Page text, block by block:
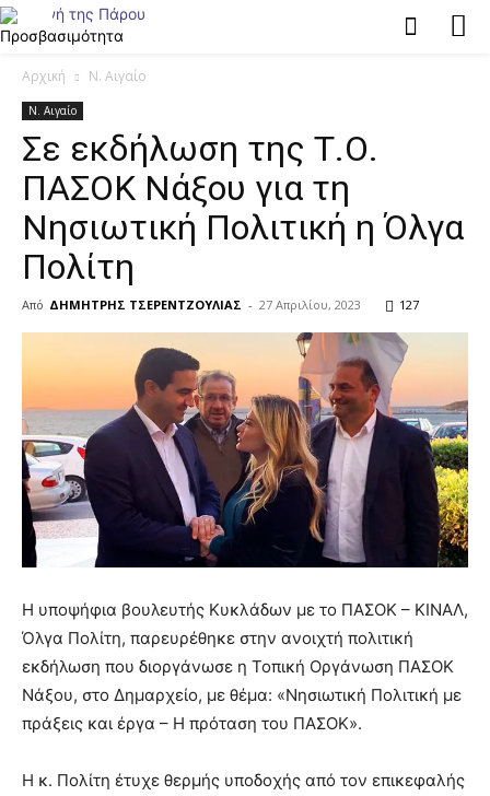
Αρχική Ν. Αιγαίο
Ν. Αιγαίο
Σε εκδήλωση της Τ.Ο.
ΠΑΣΟΚ Νάξου για τη
Νησιωτική Πολιτική η Όλγα
Πολίτη
Από ΔΗΜΗΤΡΗΣ ΤΣΕΡΕΝΤΖΟΥΛΙΑΣ - 27 Απριλίου, 2023 127
Η υποψήφια βουλευτής Κυκλάδων με το ΠΑΣΟΚ – ΚΙΝΑΛ,
Όλγα Πολίτη, παρευρέθηκε στην ανοιχτή πολιτική
εκδήλωση που διοργάνωσε η Τοπική Οργάνωση ΠΑΣΟΚ
Νάξου, στο Δημαρχείο, με θέμα: «Νησιωτική Πολιτική με
πράξεις και έργα – Η πρόταση του ΠΑΣΟΚ».
Η κ. Πολίτη έτυχε θερμής υποδοχής από τον επικεφαλής